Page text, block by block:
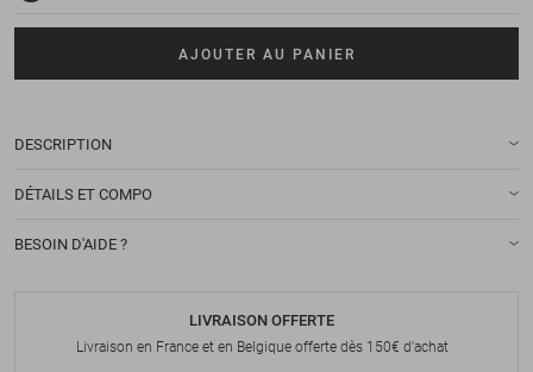
AJOUTER AU PANIER
DESCRIPTION
DÉTAILS ET COMPO
BESOIN D'AIDE ?
LIVRAISON OFFERTE
Livraison en France et en Belgique offerte dès 150€ d'achat